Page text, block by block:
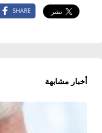
SHARE
أخبار مشابهة